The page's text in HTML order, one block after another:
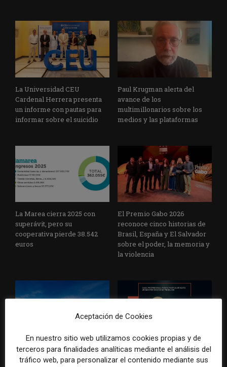
La Universidad CEU
Cardenal Herrera presenta
un informe con pautas para
informar sobre el suicidio
Paul Krugman alerta del
avance de los
multimillonarios sobre los
medios y las plataformas
La Marea cierra 2025 con
superávit, pero su
cooperativa pierde 38.542
euros
El Premio Gabo 2026
reconoce cinco historias de
Brasil, España y El Salvador
sobre el poder, la memoria y
la violencia
Radio Televisión Madrid
establece un sistema de
ADEPA crea un premio
especial para la mejor
Aceptación de Cookies
En nuestro sitio web utilizamos cookies propias y de
terceros para finalidades analíticas mediante el análisis del
tráfico web, para personalizar el contenido mediante sus